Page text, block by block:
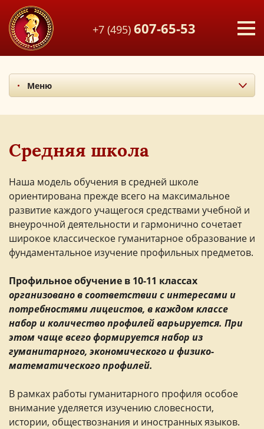
+7 (495) 607-65-53
Меню
Средняя школа
Советы родителям
Полупансион
Средняя школа
Наша модель обучения в средней школе
ориентирована прежде всего на максимальное
развитие каждого учащегося средствами учебной и
внеурочной деятельности и гармонично сочетает
широкое классическое гуманитарное образование и
фундаментальное изучение профильных предметов.
Профильное обучение в 10-11 классах
организовано в соответствии с интересами и
потребностями лицеистов, в каждом классе
набор и количество профилей варьируется. При
этом чаще всего формируется набор из
гуманитарного, экономического и физико-
математического профилей.
В рамках работы гуманитарного профиля особое
внимание уделяется изучению словесности,
истории, обществознания и иностранных языков.